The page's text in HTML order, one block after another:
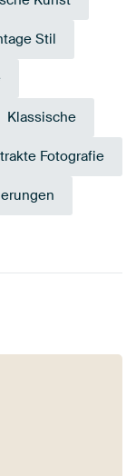
Stil
Klassische
Fotografie